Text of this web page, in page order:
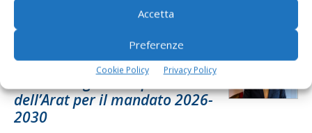
Accetta
Preferenze
Cookie Policy Privacy Policy
dell’Arat per il mandato 2026-
2030